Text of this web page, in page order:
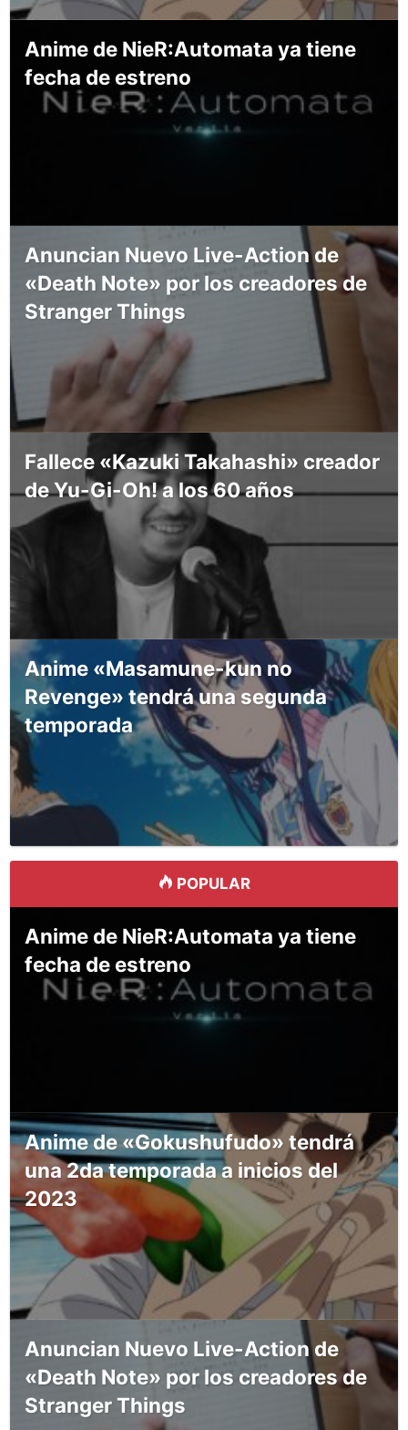
Anime de NieR:Automata ya tiene
fecha de estreno
Anuncian Nuevo Live-Action de
«Death Note» por los creadores de
Stranger Things
Fallece «Kazuki Takahashi» creador
de Yu-Gi-Oh! a los 60 años
Anime «Masamune-kun no
Revenge» tendrá una segunda
temporada
POPULAR
Anime de NieR:Automata ya tiene
fecha de estreno
Anime de «Gokushufudo» tendrá
una 2da temporada a inicios del
2023
Anuncian Nuevo Live-Action de
«Death Note» por los creadores de
Stranger Things